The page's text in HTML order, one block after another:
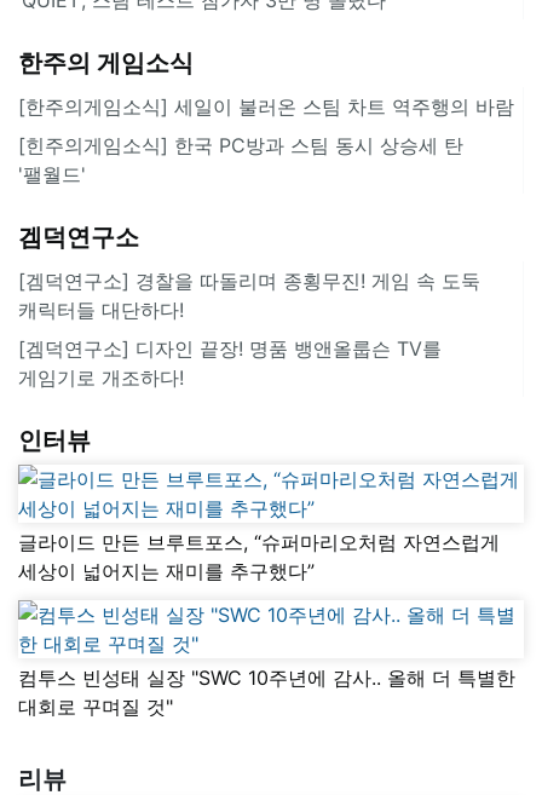
한주의 게임소식
[한주의게임소식] 세일이 불러온 스팀 차트 역주행의 바람
[힌주의게임소식] 한국 PC방과 스팀 동시 상승세 탄
'팰월드'
겜덕연구소
[겜덕연구소] 경찰을 따돌리며 종횡무진! 게임 속 도둑
캐릭터들 대단하다!
[겜덕연구소] 디자인 끝장! 명품 뱅앤올룹슨 TV를
게임기로 개조하다!
인터뷰
글라이드 만든 브루트포스, “슈퍼마리오처럼 자연스럽게
세상이 넓어지는 재미를 추구했다”
컴투스 빈성태 실장 "SWC 10주년에 감사.. 올해 더 특별한
대회로 꾸며질 것"
리뷰